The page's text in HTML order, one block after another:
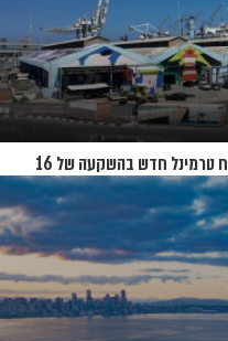
מהפכת הקרוזים של ישראל: נמל חיפה פתח טרמינל חדש בהשקעה של 16